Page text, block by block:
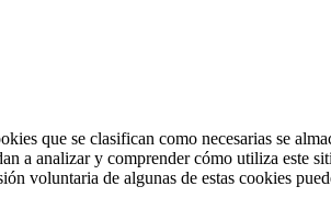
que se clasifican como necesarias se
a analizar y comprender cómo utiliza este
voluntaria de algunas de estas cookies